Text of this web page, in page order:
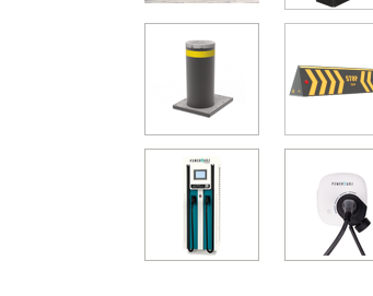
Sanayii Sektör
White Rose Ziyaret
Sanayii Sektör Kurulu heyeti, White Rose
ederek üretim, teknoloji ve yerli sanayi